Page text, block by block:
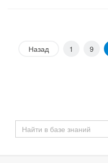
Назад 1 9